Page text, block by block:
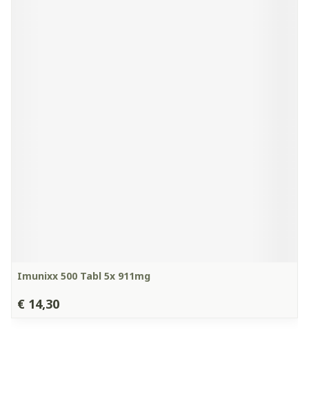
Imunixx 500 Tabl 5x 911mg
€ 14,30